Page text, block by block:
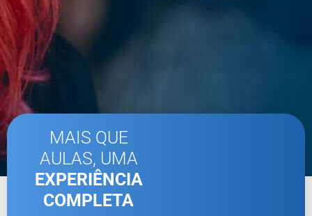
MAIS QUE
AULAS, UMA
EXPERIÊNCIA
COMPLETA